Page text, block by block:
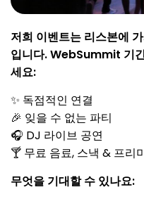
저희 이벤트는 리스본에
입니다. WebSummit 기
세요:
✨ 독점적인 연결
🎉 잊을 수 없는 파티
🎧 DJ 라이브 공연
🍸 무료 음료, 스낵 & 프리
무엇을 기대할 수 있나요: